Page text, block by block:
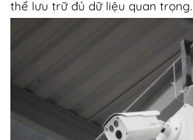
thể lưu trữ đủ dữ liệu quan trọng.